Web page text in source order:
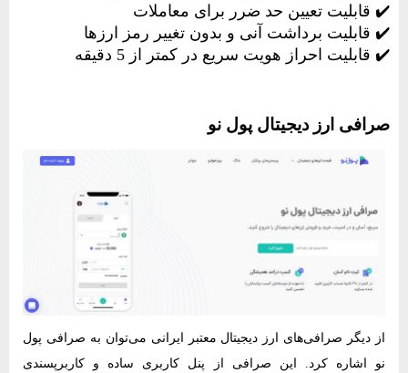
✔️ قابلیت تعیین حد ضرر برای معاملات
✔️ قابلیت برداشت آنی و بدون تغییر رمز ارزها
✔️ قابلیت احراز هویت سریع در کمتر از 5 دقیقه
صرافی ارز دیجیتال پول نو
از دیگر صرافی‌های ارز دیجیتال معتبر ایرانی می‌توان به صرافی پول
نو اشاره کرد. این صرافی از پنل کاربری ساده و کاربرپسندی